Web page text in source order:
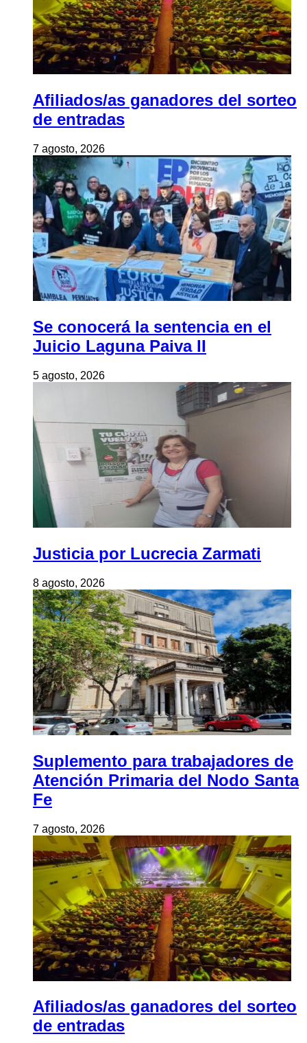
Afiliados/as ganadores del sorteo
de entradas
7 agosto, 2026
Se conocerá la sentencia en el
Juicio Laguna Paiva II
5 agosto, 2026
Justicia por Lucrecia Zarmati
8 agosto, 2026
Suplemento para trabajadores de
Atención Primaria del Nodo Santa
Fe
7 agosto, 2026
Afiliados/as ganadores del sorteo
de entradas